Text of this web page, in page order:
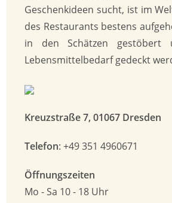
Kreuzstraße 7, 01067 Dresden
Telefon: +49 351 4960671
Öffnungszeiten
Mo - Sa 10 - 18 Uhr
Geschenkideen sucht, ist im
des Restaurants bestens
in den Schätzen gestöbert
Lebensmittelbedarf gedeckt